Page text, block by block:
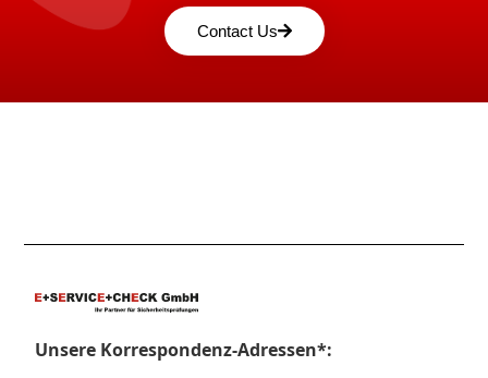
Contact Us
Unsere Korrespondenz-Adressen*: